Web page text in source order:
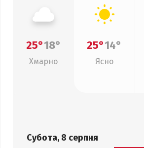
25°18°
Хмарно
25°14°
Ясно
Субота, 8 серпня